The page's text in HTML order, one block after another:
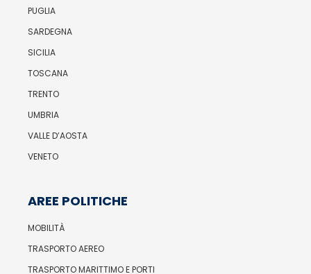
PUGLIA
SARDEGNA
SICILIA
TOSCANA
TRENTO
UMBRIA
VALLE D’AOSTA
VENETO
AREE POLITICHE
MOBILITÀ
TRASPORTO AEREO
TRASPORTO MARITTIMO E PORTI